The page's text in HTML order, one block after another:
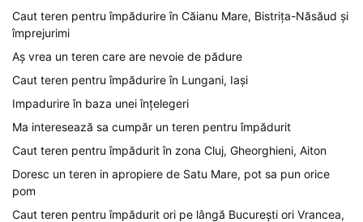
Caut teren pentru împădurire în Căianu Mare, Bistrița-Năsăud și
împrejurimi
Aș vrea un teren care are nevoie de pădure
Caut teren pentru împădurire în Lungani, Iași
Impadurire în baza unei înțelegeri
Ma interesează sa cumpăr un teren pentru împădurit
Caut teren pentru împădurit în zona Cluj, Gheorghieni, Aiton
Doresc un teren in apropiere de Satu Mare, pot sa pun orice
pom
Caut teren pentru împădurit ori pe lângă București ori Vrancea,